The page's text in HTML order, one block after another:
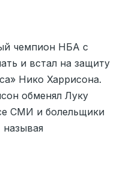
чемпион НБА с
и встал на защиту
Нико Харрисона.
обменял Луку
СМИ и болельщики
называя